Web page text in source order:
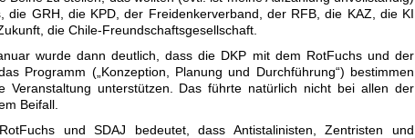
die GRH, die KPD, der Freidenkerverband, der RFB, die KAZ, die KI
die Chile-Freundschaftsgesellschaft.
wurde dann deutlich, dass die DKP mit dem RotFuchs und der
Programm („Konzeption, Planung und Durchführung“) bestimmen
Veranstaltung unterstützen. Das führte natürlich nicht bei allen der
Beifall.
und SDAJ bedeutet, dass Antistalinisten, Zentristen und